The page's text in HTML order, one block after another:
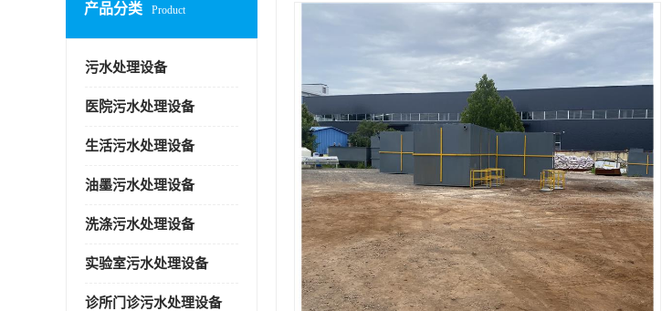
产品分类 Product
污水处理设备
医院污水处理设备
生活污水处理设备
油墨污水处理设备
洗涤污水处理设备
实验室污水处理设备
诊所门诊污水处理设备